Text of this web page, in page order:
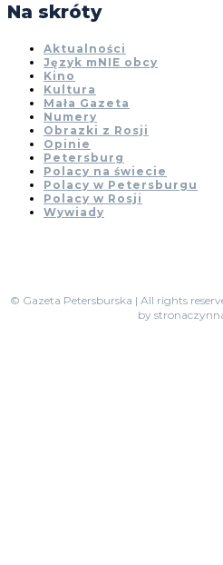
Na skróty
Aktualności
Język mNIE obcy
Kino
Kultura
Mała Gazeta
Numery
Obrazki z Rosji
Opinie
Petersburg
Polacy na świecie
Polacy w Petersburgu
Polacy w Rosji
Wywiady
© Gazeta Petersburska | All rights
by